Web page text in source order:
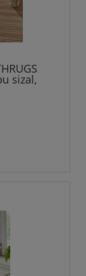
sizal,
kolor